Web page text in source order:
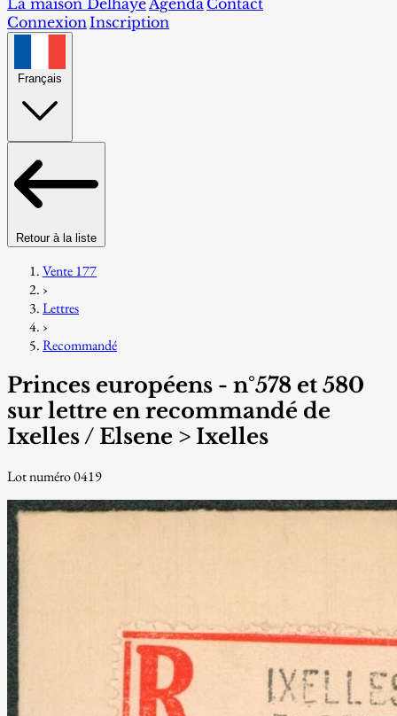
La maison DelhayeAgenda Contact
ConnexionInscription
Français
Retour à la liste
Vente 177
›
Lettres
›
Recommandé
Princes européens - n°578 et 580
sur lettre en recommandé de
Ixelles / Elsene > Ixelles
Lot numéro 0419